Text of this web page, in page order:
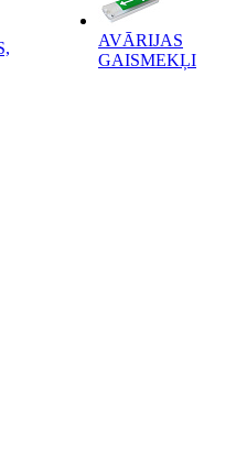
AVĀRIJAS
GAISMEKĻI